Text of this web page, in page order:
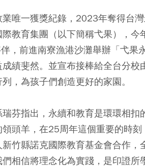
唯一獲獎紀錄，2023年奪得台
際教育集團（以下簡稱弋果），
，前進南寮漁港沙灘舉辦「弋
績斐然。並宣布接棒給全台分
，為孩子們創造更好的家園。
芬指出，永續和教育是環環相
頭羊，在25周年這個重要的時
竹縣諾克國際教育基金會合作
相信將理念化為實踐，是印證所